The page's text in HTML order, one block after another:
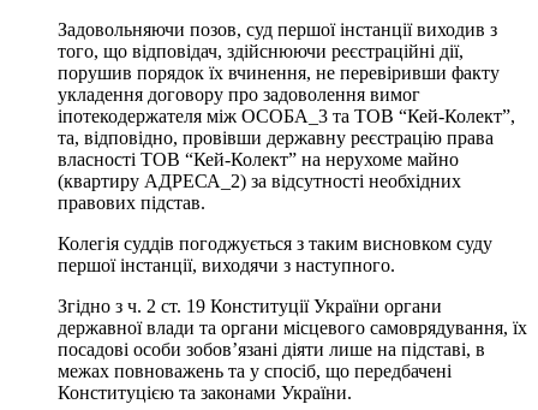
Задовольняючи позов, суд першої інстанції виходив з
того, що відповідач, здійснюючи реєстраційні дії,
порушив порядок їх вчинення, не перевіривши факту
укладення договору про задоволення вимог
іпотекодержателя між ОСОБА_3 та ТОВ “Кей-Колект”,
та, відповідно, провівши державну реєстрацію права
власності ТОВ “Кей-Колект” на нерухоме майно
(квартиру АДРЕСА_2) за відсутності необхідних
правових підстав.
Колегія суддів погоджується з таким висновком суду
першої інстанції, виходячи з наступного.
Згідно з ч. 2 ст. 19 Конституції України органи
державної влади та органи місцевого самоврядування, їх
посадові особи зобов’язані діяти лише на підставі, в
межах повноважень та у спосіб, що передбачені
Конституцією та законами України.